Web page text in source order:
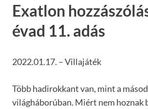
Exatlon
évad 11. adás
2022.01.17. – Villajáték
Több hadirokkant van, mint a
világháborúban. Miért nem hoznak